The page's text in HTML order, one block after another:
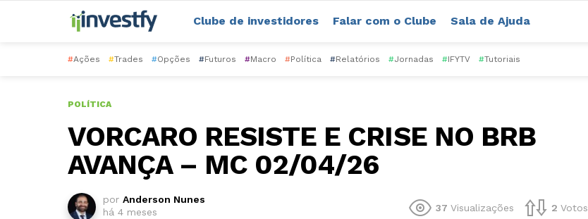
Clube de investidores Falar com o Clube Sala de Ajuda
#Ações #Trades #Opções #Futuros #Macro #Política #Relatórios #Jornadas #IFYTV #Tutoriais
POLÍTICA
VORCARO RESISTE E CRISE NO BRB
AVANÇA – MC 02/04/26
por Anderson Nunes
há 4 meses
37 Visualizações 2 Votos